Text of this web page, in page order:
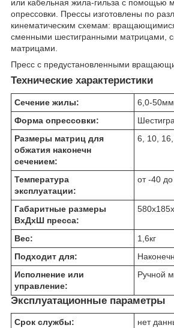
или кабельная жила-гильза с помощью
опрессовки. Прессы изготовлены по
кинематическим схемам:
сменными шестигранными матрицами,
матрицами.
Пресс с предустановленными
Технические характеристики
Сечение жилы: 6,0-50
Форма опрессовки:
Размеры матриц для
обжатия наконечн
сечением:
6, 10,
Температура
эксплуатации:
от -40
Габаритные размеры
ВхДхШ пресса:
Вес: 1,6кг
Подходит для:
Исполнение или
управление:
Ручной
Эксплуатационные параметры
Срок службы:
нет